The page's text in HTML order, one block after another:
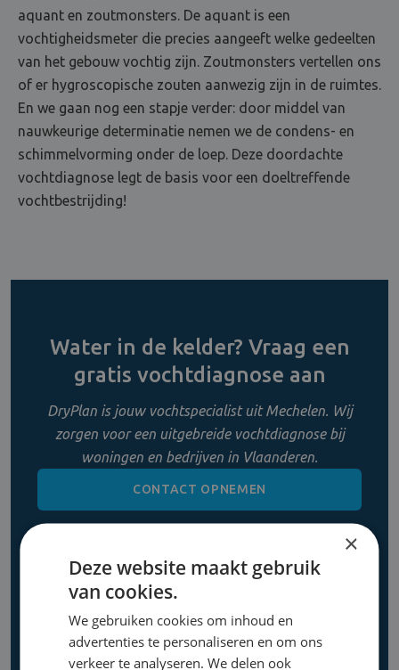
aquant en zoutmonsters. De aquant is een
vochtigheidsmeter die precies aangeeft welke gedeelten
van het gebouw vochtig zijn. Zoutmonsters vertellen ons
of er hygroscopische zouten aanwezig zijn in de ruimtes.
En we gaan nog een stapje verder: door middel van
nauwkeurige determinatie nemen we de condens- en
schimmelvorming onder de loep. Deze doordachte
vochtdiagnose legt de basis voor een doeltreffende
vochtbestrijding!
Water in de kelder? Vraag een
gratis vochtdiagnose aan
DryPlan is jouw vochtspecialist uit Mechelen. Wij
zorgen voor een uitgebreide vochtdiagnose bij
woningen en bedrijven in Vlaanderen.
CONTACT OPNEMEN
×
Deze website maakt gebruik
van cookies.
We gebruiken cookies om inhoud en
advertenties te personaliseren en om ons
verkeer te analyseren. We delen ook